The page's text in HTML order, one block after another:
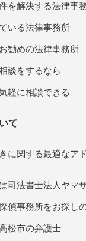
を解決する法律事
いる法律事務所
勧めの法律事務所
談をするなら
軽に相談できる
て
に関する最適なア
司法書士法人ヤマ
偵事務所をお探し
松市の弁護士